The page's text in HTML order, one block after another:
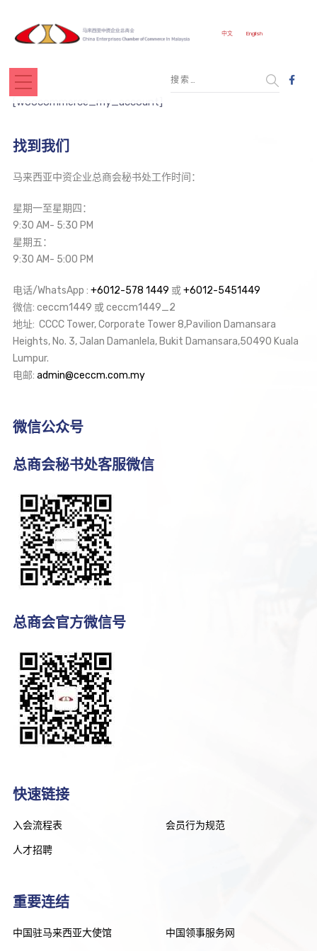
中文 English
[woocommerce_my_account]
找到我们
马来西亚中资企业总商会秘书处工作时间：
星期一至星期四：
9:30 AM- 5:30 PM
星期五：
9:30 AM- 5:00 PM
电话/WhatsApp : +6012-578 1449 或+6012-5451449
微信: ceccm1449 或 ceccm1449_2
地址: CCCC Tower, Corporate Tower 8,Pavilion Damansara
Heights, No. 3, Jalan Damanlela, Bukit Damansara,50490 Kuala
Lumpur.
电邮: admin@ceccm.com.my
微信公众号
总商会秘书处客服微信
总商会官方微信号
快速链接
入会流程表 会员行为规范
人才招聘
重要连结
中国驻马来西亚大使馆 中国领事服务网